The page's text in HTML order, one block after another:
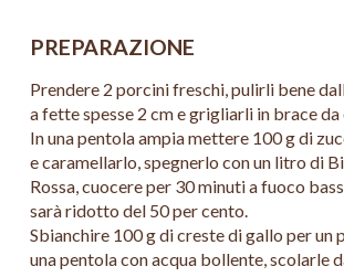
PREPARAZIONE
Prendere 2 porcini freschi, pulirli bene
a fette spesse 2 cm e grigliarli in brace
In una pentola ampia mettere 100 g di
e caramellarlo, spegnerlo con un litro di
Rossa, cuocere per 30 minuti a fuoco
sarà ridotto del 50 per cento.
Sbianchire 100 g di creste di gallo per un
una pentola con acqua bollente, scolarle